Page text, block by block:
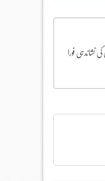
نشاندہی فورا